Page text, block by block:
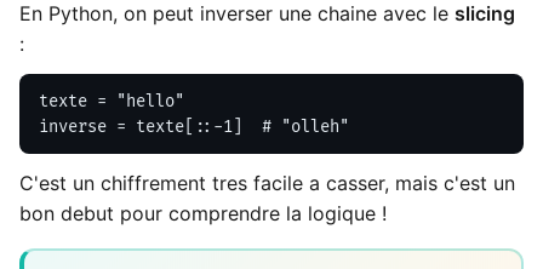
En Python, on peut inverser une chaine avec le slicing
:
texte = "hello"
inverse = texte[::-1]  # "olleh"
C'est un chiffrement tres facile a casser, mais c'est un
bon debut pour comprendre la logique !